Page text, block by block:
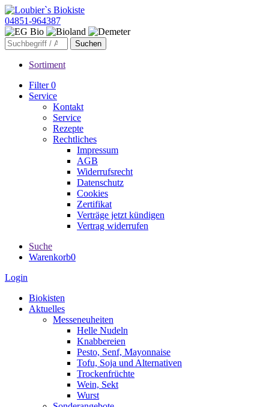
04851-964387
Sortiment
Filter0
Service
Kontakt
Service
Rezepte
Rechtliches
Impressum
AGB
Widerrufsrecht
Datenschutz
Cookies
Zertifikat
Verträge jetzt kündigen
Vertrag widerrufen
Suche
Warenkorb0
Login
Biokisten
Aktuelles
Messeneuheiten
Helle Nudeln
Knabbereien
Pesto, Senf, Mayonnaise
Tofu, Soja und Alternativen
Trockenfrüchte
Wein, Sekt
Wurst